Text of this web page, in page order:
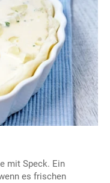
mit Speck. Ein
es frischen